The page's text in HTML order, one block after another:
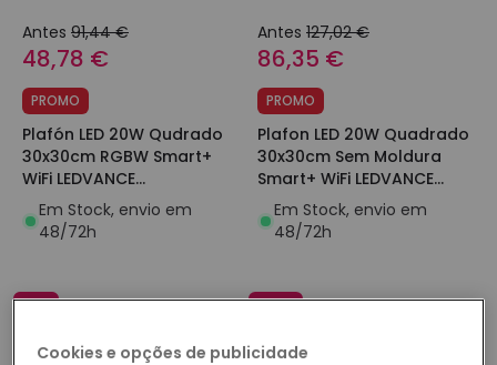
Antes 91,44 €
48,78 €
PROMO
Plafón LED 20W Qudrado
30x30cm RGBW Smart+
WiFi LEDVANCE
4058075495708
Em Stock, envio em
48/72h
Antes 127,02 €
86,35 €
PROMO
Plafon LED 20W Quadrado
30x30cm Sem Moldura
Smart+ WiFi LEDVANCE
4058075484351
Em Stock, envio em
48/72h
-6% -24%
Cookies e opções de publicidade